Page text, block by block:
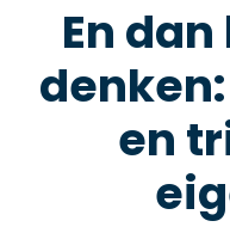
En
denken:
en